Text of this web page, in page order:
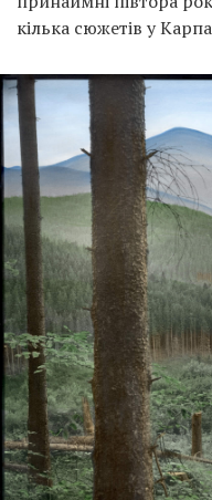
кілька сюжетів у